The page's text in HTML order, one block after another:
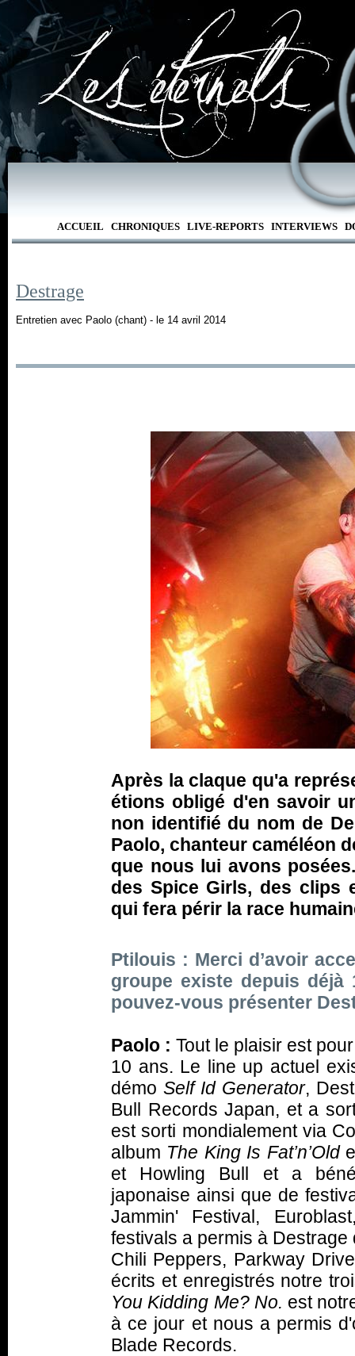
ACCUEIL CHRONIQUES LIVE-REPORTS INTERVIEWS
Destrage
Entretien avec Paolo (chant) - le 14 avril 2014
Après la claque qu'a
étions obligé d'en savoir
non identifié du nom de
Paolo, chanteur caméléon
que nous lui avons
des Spice Girls, des clips
qui fera périr la race
Ptilouis : Merci d’avoir
groupe existe depuis
pouvez-vous présenter
Paolo :Tout le plaisir est
10 ans. Le line up actuel
démo Self Id Generator,
Bull Records Japan, et a
est sorti mondialement via
album The King Is Fat’n’Old
et Howling Bull et a
japonaise ainsi que de
Jammin' Festival,
festivals a permis à
Chili Peppers, Parkway
écrits et enregistrés notre
You Kidding Me? No. est
à ce jour et nous a permis
Blade Records.